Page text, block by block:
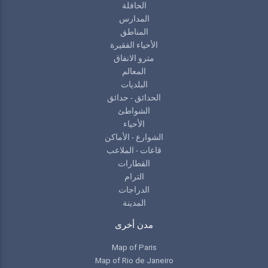
الحافلة
المدارس
المناطق
الأحياء الفقيرة
مترو الانفاق
المعالم
البلديات
الحدائق - حدائق
الشواطئ
الأحياء
الشوارع - الأماكن
قاعات - الملاعب
القطارات
الترام
الدراجات
المدينة
مدن أخرى
Map of Paris
Map of Rio de Janeiro